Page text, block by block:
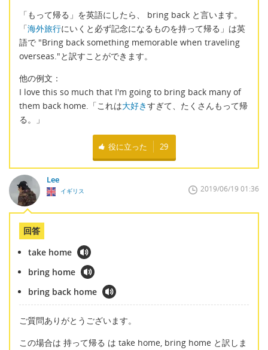
「もって帰る」を英語にしたら、 bring back と言います。
「海外旅行にいくと必ず記念になるものを持って帰る」は英
語で "Bring back something memorable when traveling
overseas."と訳すことができます。
他の例文：
I love this so much that I'm going to bring back many of
them back home.「これは大好きすぎて、たくさんもって帰
る。」
役に立った 29
Lee
イギリス 2019/06/19 01:36
回答
take home
bring home
bring back home
ご質問ありがとうございます。
この場合は 持って帰る は take home, bring home と訳しま